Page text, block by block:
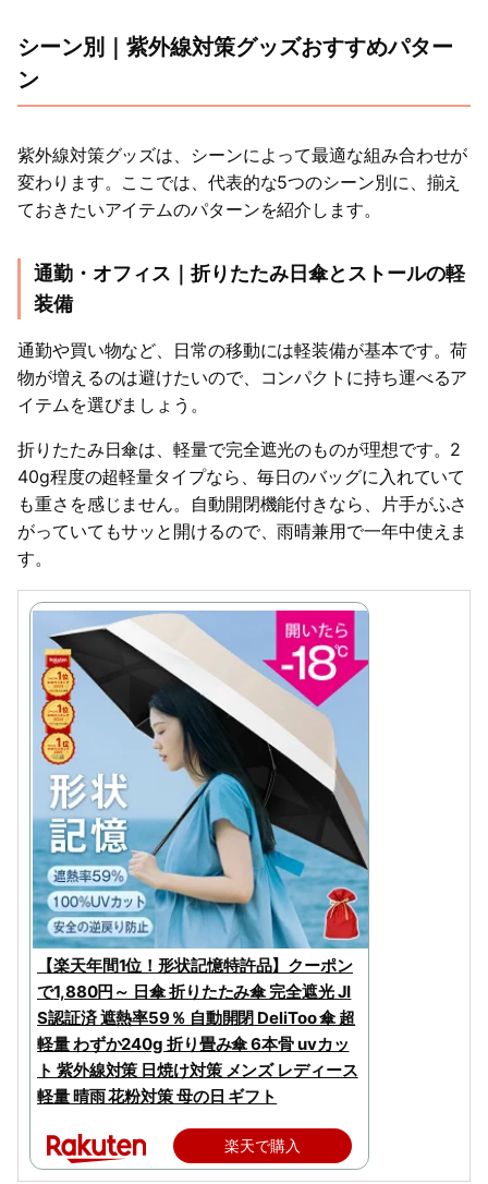
シーン別｜紫外線対策グッズおすすめパター
ン
紫外線対策グッズは、シーンによって最適な組み合わせが
変わります。ここでは、代表的な5つのシーン別に、揃え
ておきたいアイテムのパターンを紹介します。
通勤・オフィス｜折りたたみ日傘とストールの軽
装備
通勤や買い物など、日常の移動には軽装備が基本です。荷
物が増えるのは避けたいので、コンパクトに持ち運べるア
イテムを選びましょう。
折りたたみ日傘は、軽量で完全遮光のものが理想です。2
40g程度の超軽量タイプなら、毎日のバッグに入れていて
も重さを感じません。自動開閉機能付きなら、片手がふさ
がっていてもサッと開けるので、雨晴兼用で一年中使えま
す。
【楽天年間1位！形状記憶特許品】クーポン
で1,880円～ 日傘 折りたたみ傘 完全遮光 JI
S認証済 遮熱率59％ 自動開閉 DeliToo 傘 超
軽量 わずか240g 折り畳み傘 6本骨 uvカッ
ト 紫外線対策 日焼け対策 メンズ レディース
軽量 晴雨 花粉対策 母の日 ギフト
楽天で購入